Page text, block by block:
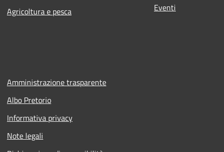
Agricoltura e pesca
Eventi
Amministrazione trasparente
Albo Pretorio
Informativa privacy
Note legali